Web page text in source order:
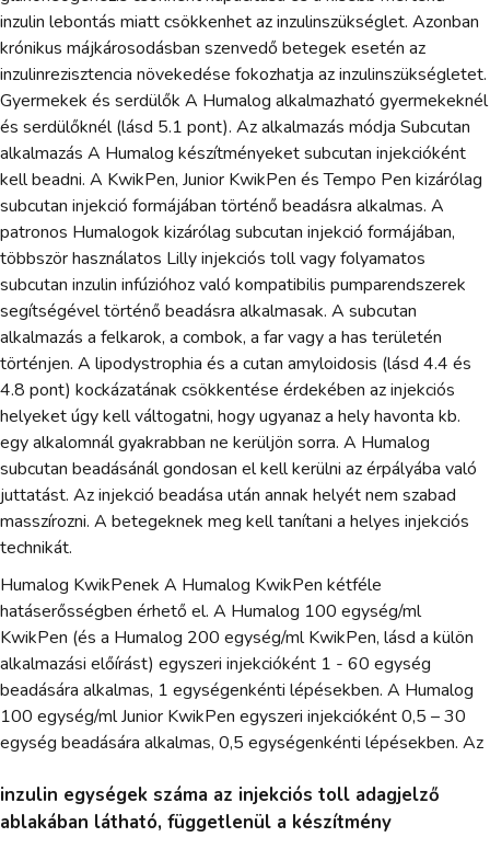
inzulin lebontás miatt csökkenhet az inzulinszükséglet. Azonban
krónikus májkárosodásban szenvedő betegek esetén az
inzulinrezisztencia növekedése fokozhatja az inzulinszükségletet.
Gyermekek és serdülők A Humalog alkalmazható gyermekeknél
és serdülőknél (lásd 5.1 pont). Az alkalmazás módja Subcutan
alkalmazás A Humalog készítményeket subcutan injekcióként
kell beadni. A KwikPen, Junior KwikPen és Tempo Pen kizárólag
subcutan injekció formájában történő beadásra alkalmas. A
patronos Humalogok kizárólag subcutan injekció formájában,
többször használatos Lilly injekciós toll vagy folyamatos
subcutan inzulin infúzióhoz való kompatibilis pumparendszerek
segítségével történő beadásra alkalmasak. A subcutan
alkalmazás a felkarok, a combok, a far vagy a has területén
történjen. A lipodystrophia és a cutan amyloidosis (lásd 4.4 és
4.8 pont) kockázatának csökkentése érdekében az injekciós
helyeket úgy kell váltogatni, hogy ugyanaz a hely havonta kb.
egy alkalomnál gyakrabban ne kerüljön sorra. A Humalog
subcutan beadásánál gondosan el kell kerülni az érpályába való
juttatást. Az injekció beadása után annak helyét nem szabad
masszírozni. A betegeknek meg kell tanítani a helyes injekciós
technikát.
Humalog KwikPenek A Humalog KwikPen kétféle
hatáserősségben érhető el. A Humalog 100 egység/ml
KwikPen (és a Humalog 200 egység/ml KwikPen, lásd a külön
alkalmazási előírást) egyszeri injekcióként 1 - 60 egység
beadására alkalmas, 1 egységenkénti lépésekben. A Humalog
100 egység/ml Junior KwikPen egyszeri injekcióként 0,5 – 30
egység beadására alkalmas, 0,5 egységenkénti lépésekben. Az
inzulin egységek száma az injekciós toll adagjelző
ablakában látható, függetlenül a készítmény